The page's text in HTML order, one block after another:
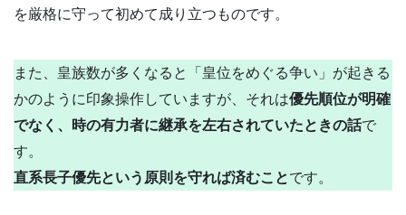
を厳格に守って初めて成り立つものです。
また、皇族数が多くなると「皇位をめぐる争い」が起きる
かのように印象操作していますが、それは優先順位が明確
でなく、時の有力者に継承を左右されていたときの話で
す。
直系長子優先という原則を守れば済むことです。